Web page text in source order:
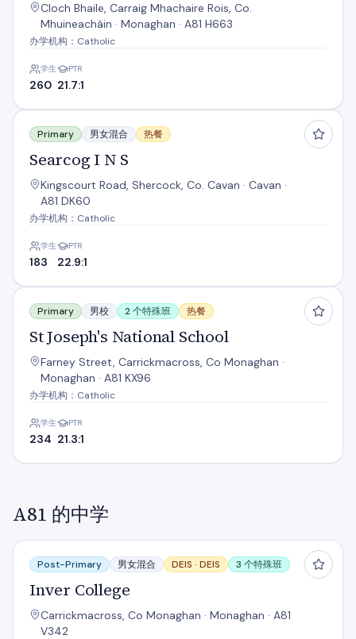
Cloch Bhaile, Carraig Mhachaire Rois, Co.
Mhuineacháin · Monaghan · A81 H663
办学机构：Catholic
学生
260
PTR
21.7:1
Searcog I N S
Primary 男女混合 热餐
Searcog I N S
Kingscourt Road, Shercock, Co. Cavan · Cavan ·
A81 DK60
办学机构：Catholic
学生
183
PTR
22.9:1
St Joseph's National School
Primary 男校 2 个特殊班 热餐
St Joseph's National School
Farney Street, Carrickmacross, Co Monaghan ·
Monaghan · A81 KX96
办学机构：Catholic
学生
234
PTR
21.3:1
A81 的中学
Inver College
Post-Primary 男女混合 DEIS · DEIS 3 个特殊班
Inver College
Carrickmacross, Co Monaghan · Monaghan · A81
V342